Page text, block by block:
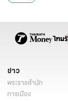
ข่าว
พระราชสำนัก
การเมือง